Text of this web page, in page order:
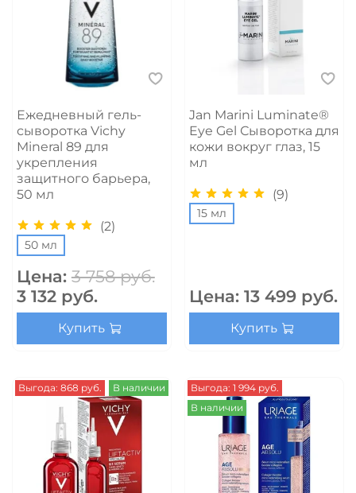
Ежедневный гель-
сыворотка Vichy
Mineral 89 для
укрепления
защитного барьера,
50 мл
(2)
50 мл
Цена: 3 758 руб.
3 132 руб.
Купить
Jan Marini Luminate®
Eye Gel Сыворотка для
кожи вокруг глаз, 15
мл
(9)
15 мл
Цена: 13 499 руб.
Купить
Выгода: 868 руб. В наличии
Выгода: 1 994 руб.
В наличии